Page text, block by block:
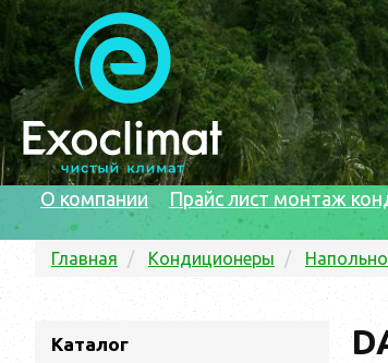
О компании Прайс лист монтаж
Главная Кондиционеры
Каталог